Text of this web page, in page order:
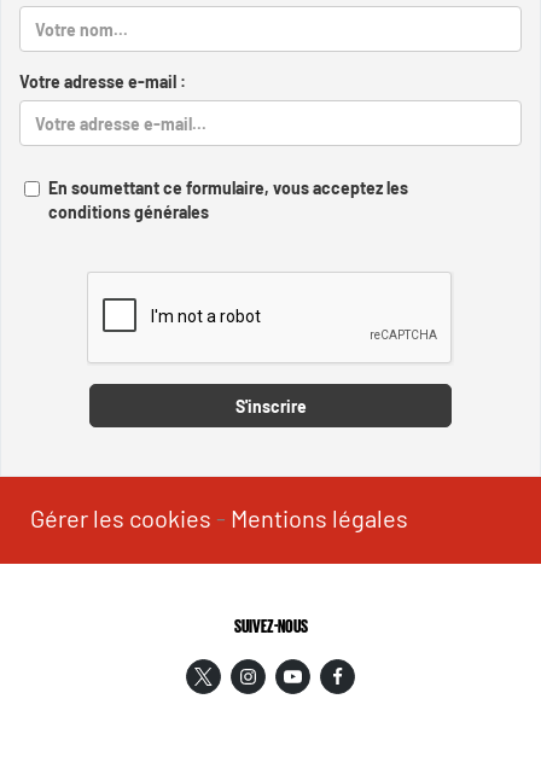
Votre adresse e-mail :
En soumettant ce formulaire, vous acceptez les
conditions générales
S'inscrire
Gérer les cookies - Mentions légales
SUIVEZ-NOUS